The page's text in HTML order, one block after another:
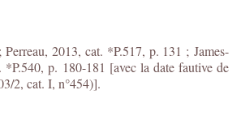
2013, cat. *P.517, p. 131 ; James-
p. 180-181 [avec la date fautive de
2, cat. I, n°454)].